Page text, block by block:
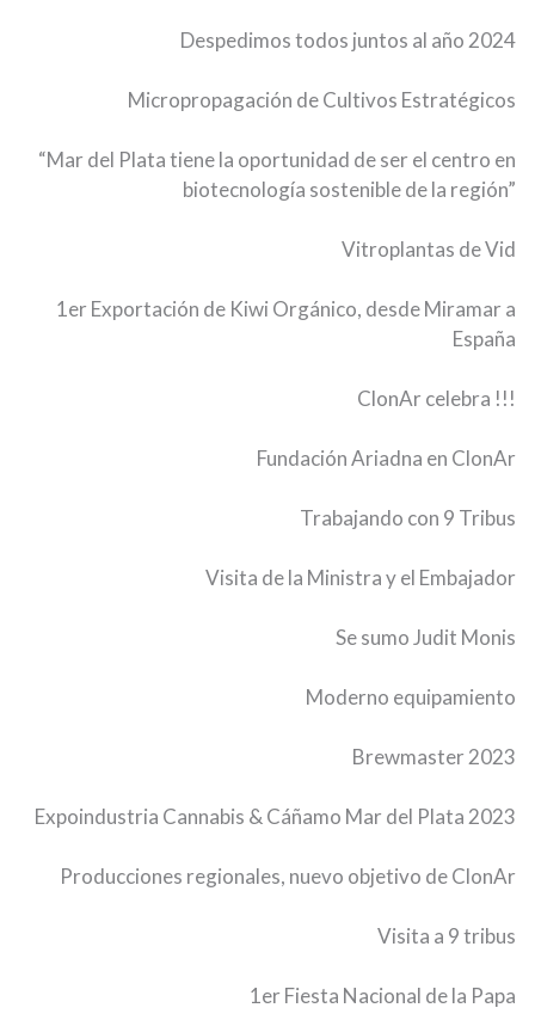
Despedimos todos juntos al año 2024
Micropropagación de Cultivos Estratégicos
“Mar del Plata tiene la oportunidad de ser el centro en
biotecnología sostenible de la región”
Vitroplantas de Vid
1er Exportación de Kiwi Orgánico, desde Miramar a
España
ClonAr celebra !!!
Fundación Ariadna en ClonAr
Trabajando con 9 Tribus
Visita de la Ministra y el Embajador
Se sumo Judit Monis
Moderno equipamiento
Brewmaster 2023
Expoindustria Cannabis & Cáñamo Mar del Plata 2023
Producciones regionales, nuevo objetivo de ClonAr
Visita a 9 tribus
1er Fiesta Nacional de la Papa